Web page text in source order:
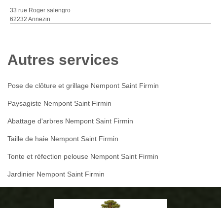
33 rue Roger salengro
62232 Annezin
Autres services
Pose de clôture et grillage Nempont Saint Firmin
Paysagiste Nempont Saint Firmin
Abattage d'arbres Nempont Saint Firmin
Taille de haie Nempont Saint Firmin
Tonte et réfection pelouse Nempont Saint Firmin
Jardinier Nempont Saint Firmin